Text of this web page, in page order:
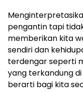
pengantin tapi
memberikan kita
sendiri dan
terdengar seperti
yang terkandung
berarti bagi kita